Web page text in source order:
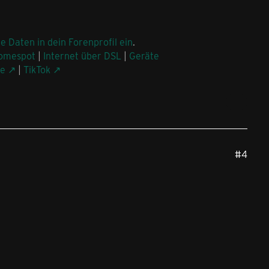
Daten in dein Forenprofil ein.
| Internet über DSL | Geräte
| TikTok
#4